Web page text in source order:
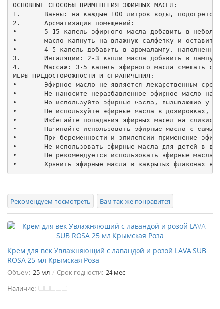
ОСНОВНЫЕ СПОСОБЫ ПРИМЕНЕНИЯ ЭФИРНЫХ МАСЕЛ:
1.	Ванны: на каждые 100 литров воды, подогретой до температуры 36-38°С добавить 3-8 капель масла предварительно смешанного с одной столовой ложкой эмульгатора (соль морская или поваренная, сливки, кефир, мед отруби). Время процедуры от 5 до 20 минут (увеличивать постепенно), периодичность - не чаще чем 3 раза в неделю.
2.	Ароматизация помещений:
•	5-15 капель эфирного масла добавить в небольшое количество (0,5-1 л) воды и разместить на верх нем стеллаже парилки. Время процедуры: 5-20 минут (увеличивать постепенно);
•	масло капнуть на влажную салфетку и оставить в комнате;
•	4-5 капель добавить в аромалампу, наполненную водой и зажечь свечку.
3.	Ингаляции: 2-3 капли масла добавить в лампу с 0,5-1 литром горячей воды, наклониться над паром, накрыть голову полотенцем (глаза при процедуре должны быль закрыты), и спокойно вдыхать в течение 3-5 минут.
4.	Массаж: 3-5 капель эфирного масла смешать с 10-15 мл растительного масла-основы (кукурузного, виноградной косточки, оливкового, сладкого миндаля.) или выбранного вами крема и провести нежный, легкий массаж
МЕРЫ ПРЕДОСТОРОЖНОСТИ И ОГРАНИЧЕНИЯ:
•	Эфирное масло не является лекарственным средством.
•	Не наносите неразбавленное эфирное масло на кожу и слизистые оболочки.
•	Не используйте эфирные масла, вызывающие у вас аллергические реакции.
•	Не используйте эфирные масла в дозировках, превышающих допустимые.
•	Избегайте попадания эфирных масел на слизистые оболочки, глаза, открытые раны. В случае по падания промойте теплой водой.
•	Начинайте использовать эфирные масла с самых минимальных доз.
•	При беременности и эпилепсии применение эфирных масел нежелательно.
•	Не использовать эфирные масла для детей в возрасте до 6 лет.
•	Не рекомендуется использовать эфирные масла и их смеси (апельсиновое, бергамотное, грейпфрутовое, лимонное, мандариновое) для кожных процедур (массаж ванны) за 4 часа до выхода на солнце.
Рекомендуем посмотреть Вам так же понравится
Крем для век Увлажняющий с лавандой и розой LAVA SUB
ROSA 25 мл Крымская Роза
Объем: 25 мл Срок годности: 24 мес
Наличие: